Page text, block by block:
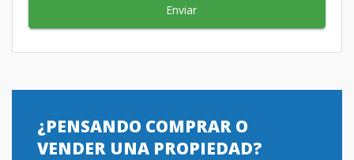
Enviar
¿PENSANDO COMPRAR O
VENDER UNA PROPIEDAD?